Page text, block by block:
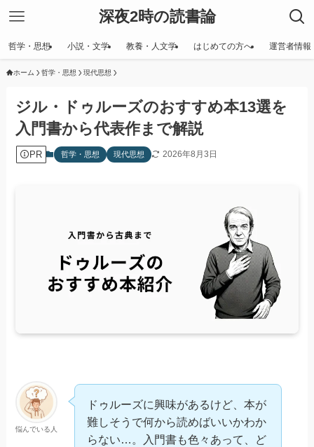
深夜2時の読書論
哲学・思想 小説・文学 教養・人文学 はじめての方へ 運営者情報
ホーム 哲学・思想 現代思想
ジル・ドゥルーズのおすすめ本13選を
入門書から代表作まで解説
PR 哲学・思想 現代思想 2026年8月3日
悩んでいる人
ドゥルーズに興味があるけど、本が
難しそうで何から読めばいいかわか
らない…。入門書も色々あって、ど